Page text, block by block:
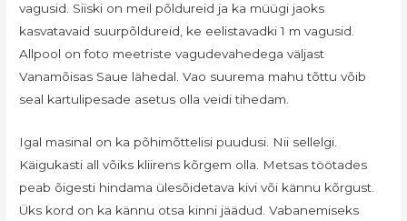
vagusid. Siiski on meil põldureid ja ka müügi jaoks
kasvatavaid suurpõldureid, ke eelistavadki 1 m vagusid.
Allpool on foto meetriste vagudevahedega väljast
Vanamõisas Saue lähedal. Vao suurema mahu tõttu võib
seal kartulipesade asetus olla veidi tihedam.
Igal masinal on ka põhimõttelisi puudusi. Nii sellelgi.
Käigukasti all võiks kliirens kõrgem olla. Metsas töötades
peab õigesti hindama ülesõidetava kivi või kännu kõrgust.
Üks kord on ka kännu otsa kinni jäädud. Vabanemiseks